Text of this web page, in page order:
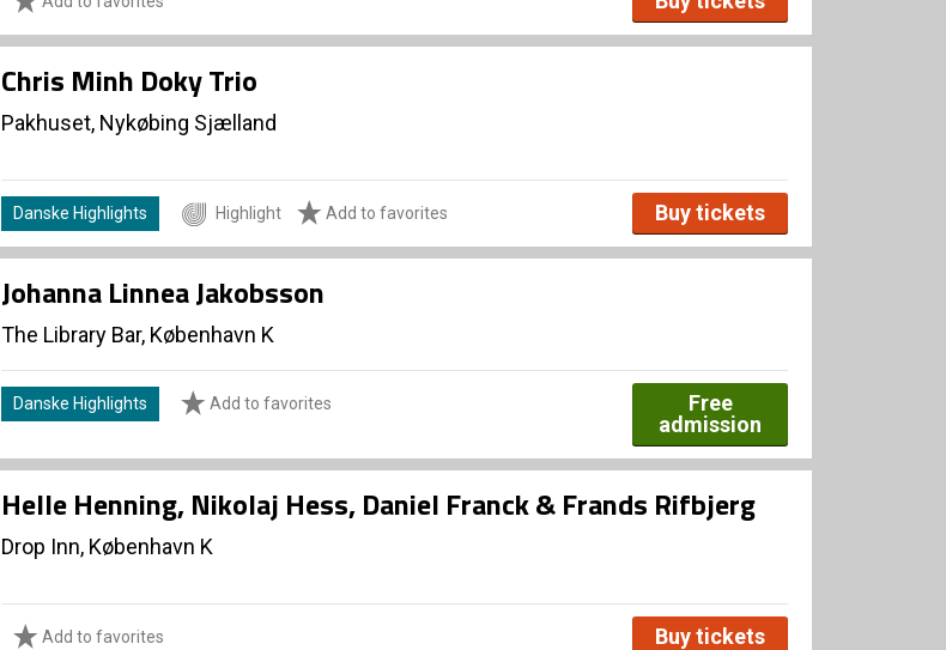
Chris Minh Doky Trio
Pakhuset, Nykøbing Sjælland
Danske Highlights Highlight Add to favorites Buy tickets
Johanna Linnea Jakobsson
The Library Bar, København K
Danske Highlights Add to favorites
Free
admission
Helle Henning, Nikolaj Hess, Daniel Franck & Frands Rifbjerg
Drop Inn, København K
Add to favorites Buy tickets